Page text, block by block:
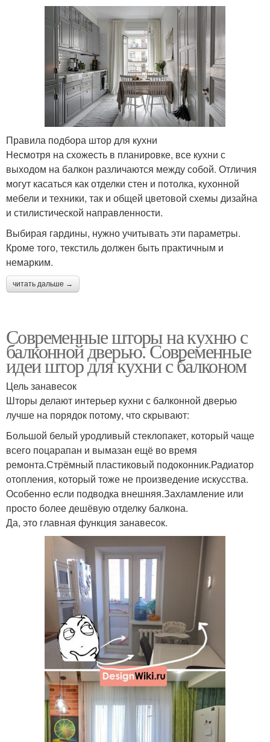
Правила подбора штор для кухни
Несмотря на схожесть в планировке, все кухни с
выходом на балкон различаются между собой. Отличия
могут касаться как отделки стен и потолка, кухонной
мебели и техники, так и общей цветовой схемы дизайна
и стилистической направленности.
Выбирая гардины, нужно учитывать эти параметры.
Кроме того, текстиль должен быть практичным и
немарким.
читать дальше →
Современные шторы на кухню с
балконной дверью. Современные
идеи штор для кухни с балконом
Цель занавесок
Шторы делают интерьер кухни с балконной дверью
лучше на порядок потому, что скрывают:
Большой белый уродливый стеклопакет, который чаще
всего поцарапан и вымазан ещё во время
ремонта.Стрёмный пластиковый подоконник.Радиатор
отопления, который тоже не произведение искусства.
Особенно если подводка внешняя.Захламление или
просто более дешёвую отделку балкона.
Да, это главная функция занавесок.